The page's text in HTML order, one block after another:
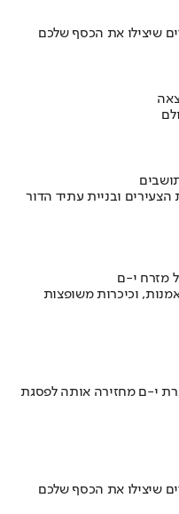
שיצילו את הכסף שלכם
ובניית עתיד הדור
מזרח י-ם
וכיכרות משופצות
י-ם מחזירה אותה לפסגת
שיצילו את הכסף שלכם